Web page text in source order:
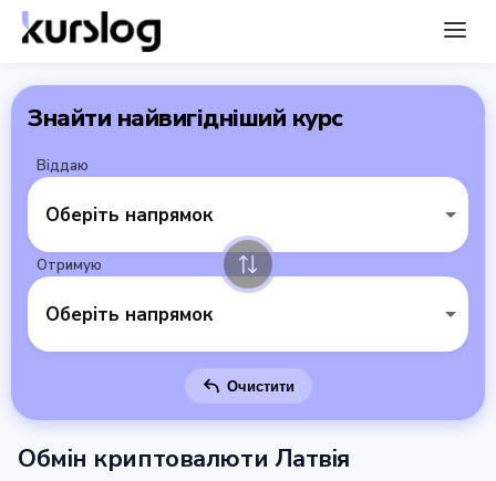
Знайти найвигідніший курс
Віддаю
Оберіть напрямок
Отримую
Оберіть напрямок
Очистити
Обмін криптовалюти Латвія